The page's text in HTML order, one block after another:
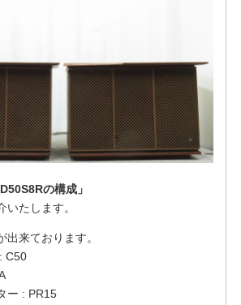
の構成」
いたします。
来ております。
C50
ー : PR15